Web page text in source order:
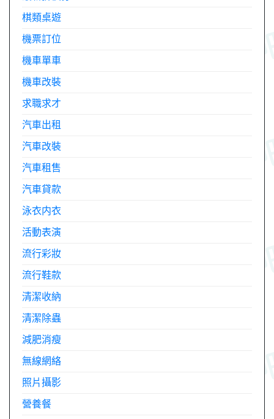
棋類桌遊
機票訂位
機車單車
機車改裝
求職求才
汽車出租
汽車改裝
汽車租售
汽車貸款
泳衣内衣
活動表演
流行彩妝
流行鞋款
清潔收納
清潔除蟲
減肥消瘦
無線網絡
照片攝影
營養餐